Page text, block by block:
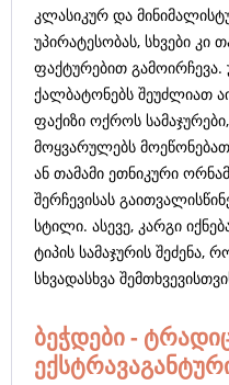
კლასიკურ და
უპირატესობას, სხვები კი
ფაქტურებით
ქალბატონებს შეუძლიათ
ფაქიზი ოქროს
მოყვარულებს
ან თამამი ეთნიკური
შერჩევისას
სტილი. ასევე, კარგი
ტიპის სამაჯურის
სხვადასხვა
ბეჭდები -